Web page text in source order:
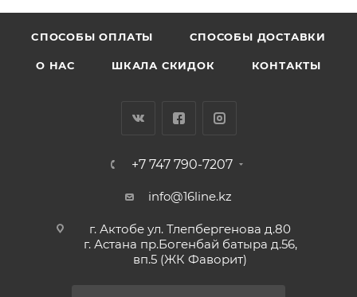
CПОСОБЫ ОПЛАТЫ СПОСОБЫ ДОСТАВКИ
О НАС ШКАЛА СКИДОК КОНТАКТЫ
+7 747 790-7207
info@16line.kz
г. Актобе ул. Тлепбергенова д.80
г. Астана пр.Богенбай батыра д.56,
вп.5 (ЖК Фаворит)